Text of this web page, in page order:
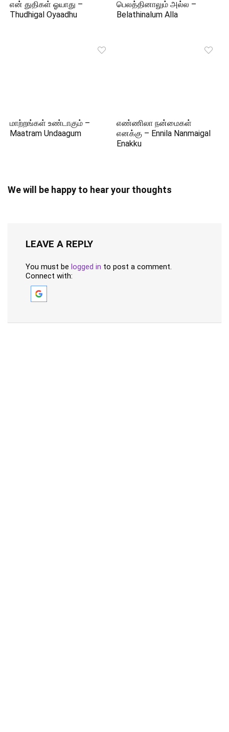
என் துதிகள் ஓயாது –
Thudhigal Oyaadhu
பெலத்தினாலும் அல்ல –
Belathinalum Alla
மாற்றங்கள் உண்டாகும் –
Maatram Undaagum
எண்ணிலா நன்மைகள்
எனக்கு – Ennila Nanmaigal
Enakku
We will be happy to hear your thoughts
LEAVE A REPLY
You must be logged in to post a comment.
Connect with: